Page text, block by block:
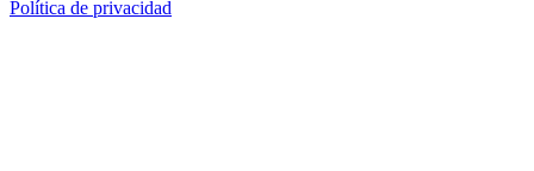
Política de privacidad